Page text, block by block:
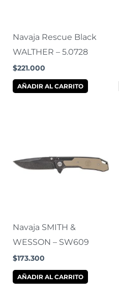
Navaja Rescue Black
WALTHER – 5.0728
$221.000
AÑADIR AL CARRITO
Navaja SMITH &
WESSON – SW609
$173.300
AÑADIR AL CARRITO